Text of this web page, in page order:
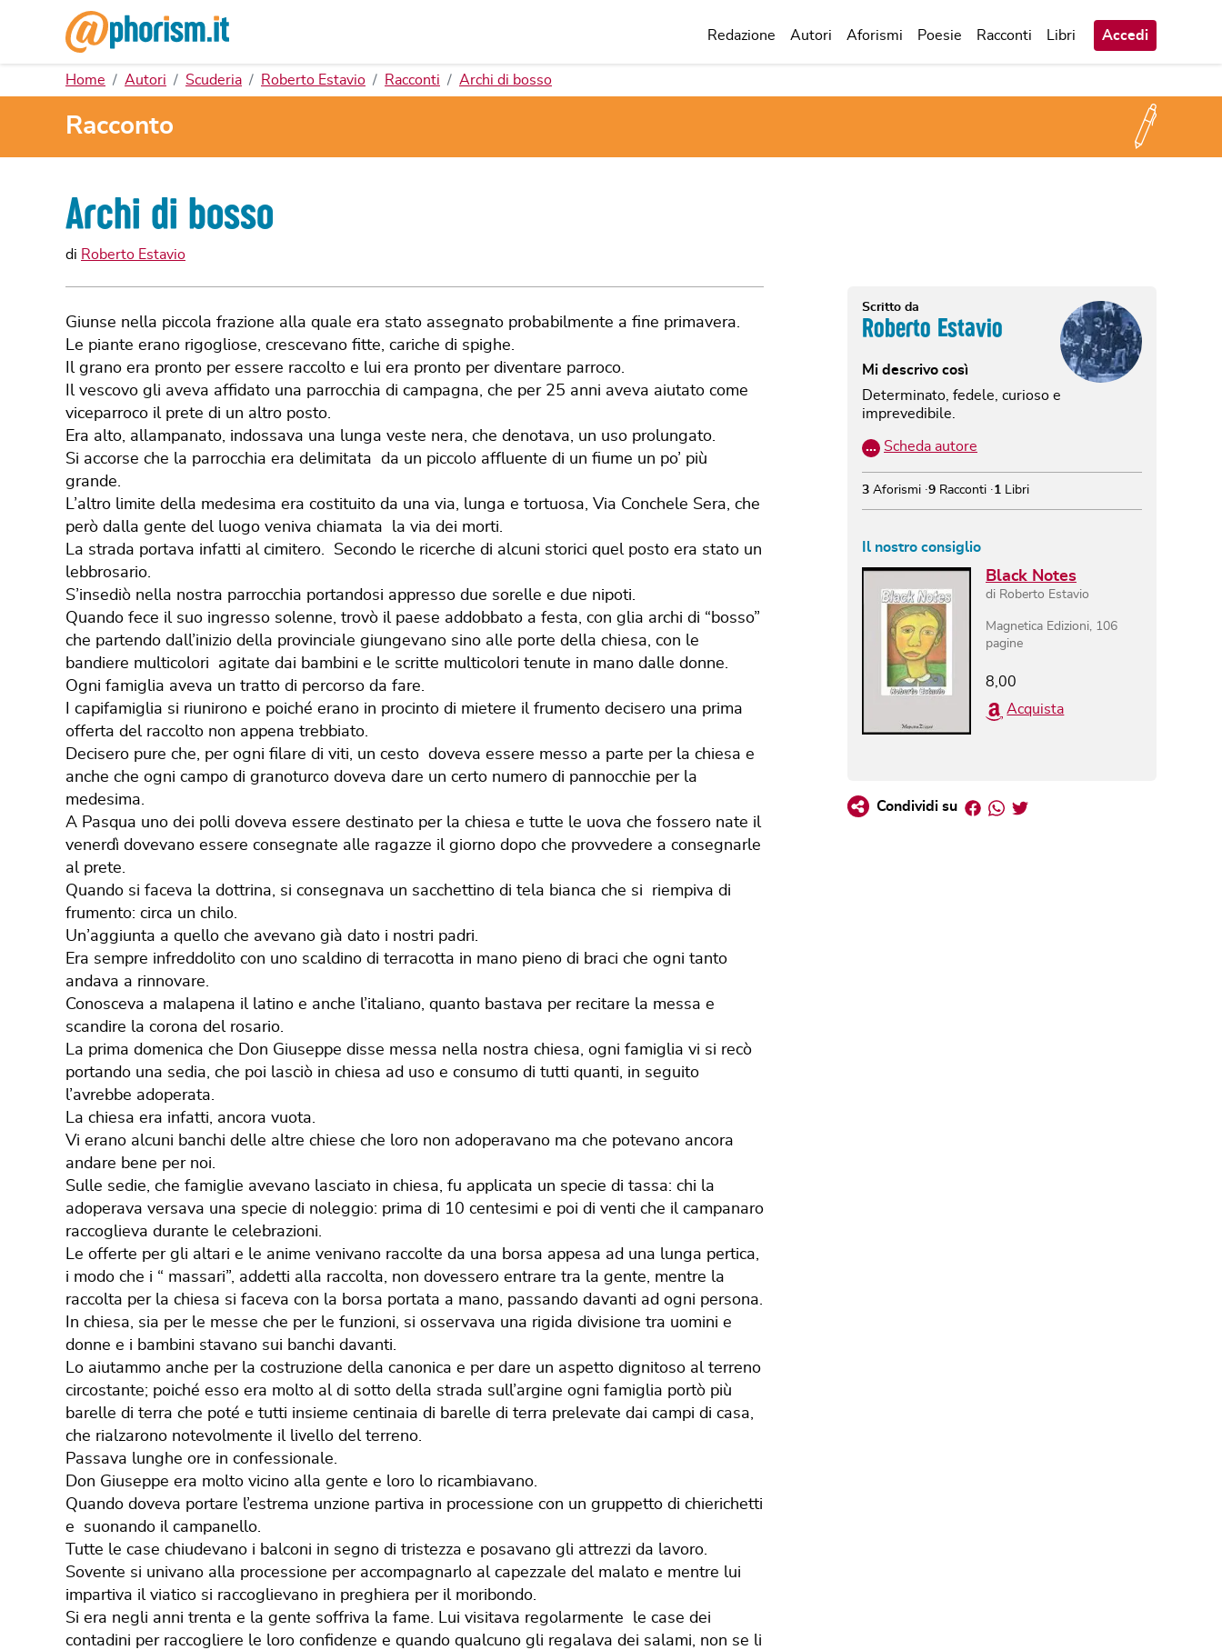
Redazione Autori Aforismi Poesie Racconti Libri Accedi
Home Autori Scuderia Roberto Estavio Racconti Archi di bosso
Racconto
Archi di bosso
di Roberto Estavio
Giunse nella piccola frazione alla quale era stato assegnato probabilmente a fine primavera.
Le piante erano rigogliose, crescevano fitte, cariche di spighe.
Il grano era pronto per essere raccolto e lui era pronto per diventare parroco.
Il vescovo gli aveva affidato una parrocchia di campagna, che per 25 anni aveva aiutato come
viceparroco il prete di un altro posto.
Era alto, allampanato, indossava una lunga veste nera, che denotava, un uso prolungato.
Si accorse che la parrocchia era delimitata da un piccolo affluente di un fiume un po’ più
grande.
L’altro limite della medesima era costituito da una via, lunga e tortuosa, Via Conchele Sera, che
però dalla gente del luogo veniva chiamata la via dei morti.
La strada portava infatti al cimitero. Secondo le ricerche di alcuni storici quel posto era stato un
lebbrosario.
S’insediò nella nostra parrocchia portandosi appresso due sorelle e due nipoti.
Quando fece il suo ingresso solenne, trovò il paese addobbato a festa, con glia archi di “bosso”
che partendo dall’inizio della provinciale giungevano sino alle porte della chiesa, con le
bandiere multicolori agitate dai bambini e le scritte multicolori tenute in mano dalle donne.
Ogni famiglia aveva un tratto di percorso da fare.
I capifamiglia si riunirono e poiché erano in procinto di mietere il frumento decisero una prima
offerta del raccolto non appena trebbiato.
Decisero pure che, per ogni filare di viti, un cesto doveva essere messo a parte per la chiesa e
anche che ogni campo di granoturco doveva dare un certo numero di pannocchie per la
medesima.
A Pasqua uno dei polli doveva essere destinato per la chiesa e tutte le uova che fossero nate il
venerdì dovevano essere consegnate alle ragazze il giorno dopo che provvedere a consegnarle
al prete.
Quando si faceva la dottrina, si consegnava un sacchettino di tela bianca che si riempiva di
frumento: circa un chilo.
Un’aggiunta a quello che avevano già dato i nostri padri.
Era sempre infreddolito con uno scaldino di terracotta in mano pieno di braci che ogni tanto
andava a rinnovare.
Conosceva a malapena il latino e anche l’italiano, quanto bastava per recitare la messa e
scandire la corona del rosario.
La prima domenica che Don Giuseppe disse messa nella nostra chiesa, ogni famiglia vi si recò
portando una sedia, che poi lasciò in chiesa ad uso e consumo di tutti quanti, in seguito
l’avrebbe adoperata.
La chiesa era infatti, ancora vuota.
Vi erano alcuni banchi delle altre chiese che loro non adoperavano ma che potevano ancora
andare bene per noi.
Sulle sedie, che famiglie avevano lasciato in chiesa, fu applicata un specie di tassa: chi la
adoperava versava una specie di noleggio: prima di 10 centesimi e poi di venti che il campanaro
raccoglieva durante le celebrazioni.
Le offerte per gli altari e le anime venivano raccolte da una borsa appesa ad una lunga pertica,
i modo che i “ massari”, addetti alla raccolta, non dovessero entrare tra la gente, mentre la
raccolta per la chiesa si faceva con la borsa portata a mano, passando davanti ad ogni persona.
In chiesa, sia per le messe che per le funzioni, si osservava una rigida divisione tra uomini e
donne e i bambini stavano sui banchi davanti.
Lo aiutammo anche per la costruzione della canonica e per dare un aspetto dignitoso al terreno
circostante; poiché esso era molto al di sotto della strada sull’argine ogni famiglia portò più
barelle di terra che poté e tutti insieme centinaia di barelle di terra prelevate dai campi di casa,
che rialzarono notevolmente il livello del terreno.
Passava lunghe ore in confessionale.
Don Giuseppe era molto vicino alla gente e loro lo ricambiavano.
Quando doveva portare l’estrema unzione partiva in processione con un gruppetto di chierichetti
e suonando il campanello.
Tutte le case chiudevano i balconi in segno di tristezza e posavano gli attrezzi da lavoro.
Sovente si univano alla processione per accompagnarlo al capezzale del malato e mentre lui
impartiva il viatico si raccoglievano in preghiera per il moribondo.
Si era negli anni trenta e la gente soffriva la fame. Lui visitava regolarmente le case dei
contadini per raccogliere le loro confidenze e quando qualcuno gli regalava dei salami, non se li
Scritto da
Roberto Estavio
Mi descrivo così
Determinato, fedele, curioso e
imprevedibile.
… Scheda autore
3 Aforismi 9 Racconti 1 Libri
Il nostro consiglio
Black Notes
di Roberto Estavio
Magnetica Edizioni
106
pagine
8,00
Acquista
Condividi su Facebook
Whatsapp
Twitter